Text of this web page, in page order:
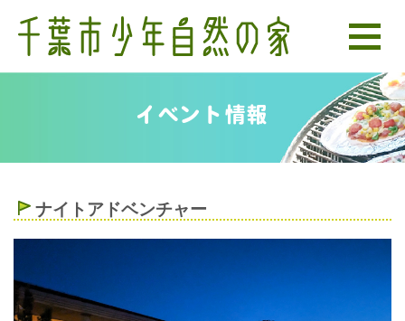
イベント情報
ナイトアドベンチャー